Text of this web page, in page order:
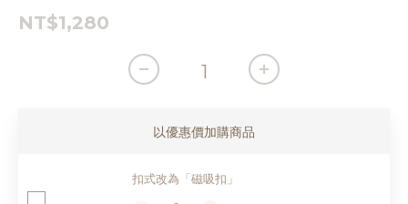
NT$1,280
以優惠價加購商品
扣式改為「磁吸扣」